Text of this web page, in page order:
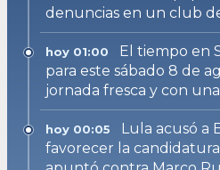
denuncias en un club
hoy 01:00
El tiempo en
para este sábado 8 de
jornada fresca y con
hoy 00:05
Lula acusó a
favorecer la